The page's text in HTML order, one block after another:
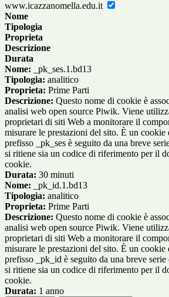
www.icazzanomella.edu.it
Nome
Tipologia
Proprieta
Descrizione
Durata
Nome: _pk_ses.1.bd13
Tipologia: analitico
Proprieta: Prime Parti
Descrizione: Questo nome di cookie è
analisi web open source Piwik. Viene
proprietari di siti Web a monitorare il
misurare le prestazioni del sito. È un
prefisso _pk_ses è seguito da una breve
si ritiene sia un codice di riferimento per il
cookie.
Durata: 30 minuti
Nome: _pk_id.1.bd13
Tipologia: analitico
Proprieta: Prime Parti
Descrizione: Questo nome di cookie è
analisi web open source Piwik. Viene
proprietari di siti Web a monitorare il
misurare le prestazioni del sito. È un
prefisso _pk_id è seguito da una breve
si ritiene sia un codice di riferimento per il
cookie.
Durata: 1 anno